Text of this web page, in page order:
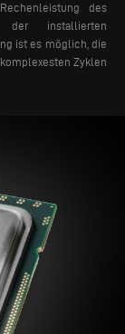
des
der installierten
ist es möglich, die
Zyklen